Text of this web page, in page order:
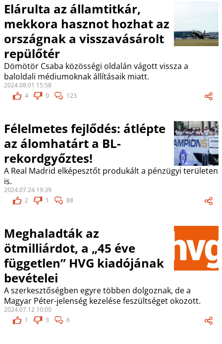
Elárulta az államtitkár,
mekkora hasznot hozhat az
országnak a visszavásárolt
repülőtér
Dömötör Csaba közösségi oldalán vágott vissza a
baloldali médiumoknak állításaik miatt.
2024.08.01 15:58
4
0 123
Félelmetes fejlődés: átlépte
az álomhatárt a BL-
rekordgyőztes!
A Real Madrid elképesztőt produkált a pénzügyi területen
is.
2024.07.24 19:39
2
1 88
Meghaladták az
ötmilliárdot, a „45 éve
független” HVG kiadójának
bevételei
A szerkesztőségben egyre többen dolgoznak, de a
Magyar Péter-jelenség kezelése feszültséget okozott.
2024.07.12 10:00
1
3 6